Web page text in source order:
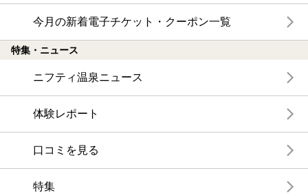
今月の新着電子チケット・クーポン一覧
特集・ニュース
ニフティ温泉ニュース
体験レポート
口コミを見る
特集